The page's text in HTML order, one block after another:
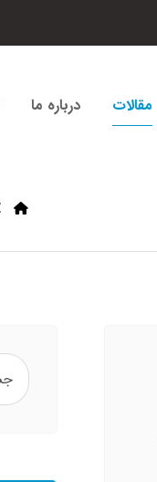
مقالات درباره ما